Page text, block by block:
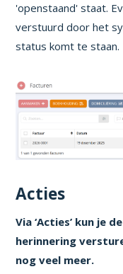
'openstaand' staat.
verstuurd door het
status komt te staan.
Acties
Via ‘Acties’ kun je
herinnering
nog veel meer.